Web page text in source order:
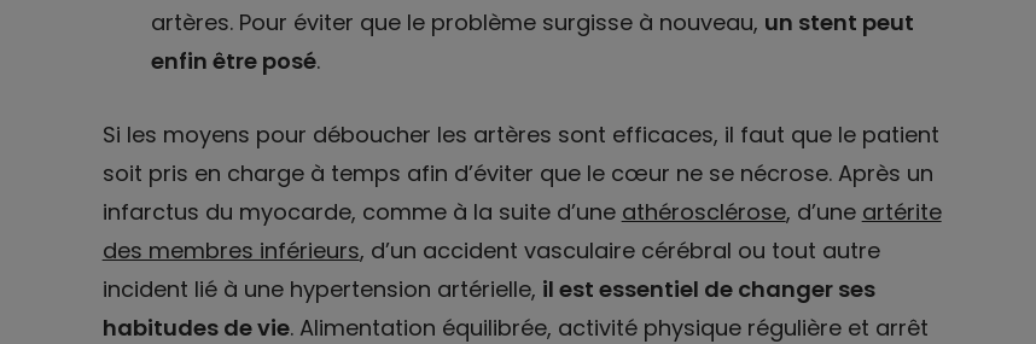
artères. Pour éviter que le problème surgisse à nouveau, un stent peut
enfin être posé.
Si les moyens pour déboucher les artères sont efficaces, il faut que le patient
soit pris en charge à temps afin d’éviter que le cœur ne se nécrose. Après un
infarctus du myocarde, comme à la suite d’une athérosclérose, d’une artérite
des membres inférieurs, d’un accident vasculaire cérébral ou tout autre
incident lié à une hypertension artérielle, il est essentiel de changer ses
habitudes de vie. Alimentation équilibrée, activité physique régulière et arrêt